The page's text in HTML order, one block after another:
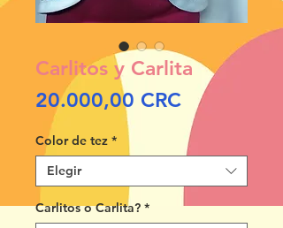
Carlitos y Carlita
20.000,00 CRCPrecio
Color de tez *
Elegir
Carlitos o Carlita? *